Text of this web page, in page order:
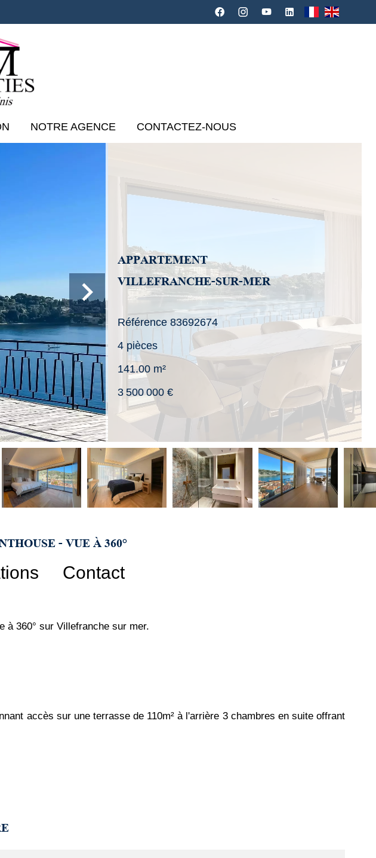
NOTRE AGENCE CONTACTEZ-NOUS
APPARTEMENT
VILLEFRANCHE-SUR-MER
Référence 83692674
4 pièces
141.00 m²
3 500 000 €
- VUE À 360°
Contact
à 360° sur Villefranche sur mer.
accès sur une terrasse de 110m² à l'arrière 3 chambres en suite offrant